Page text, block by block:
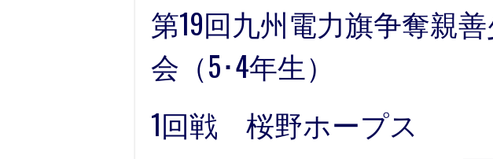
第19回九州電力旗争奪親
会（5･4年生）
1回戦 桜野ホープス